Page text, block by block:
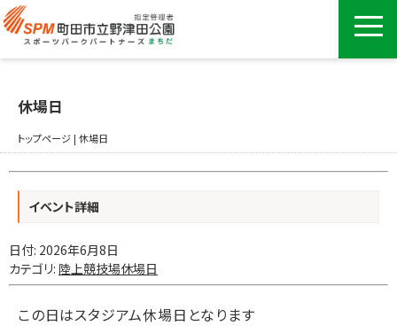
休場日
トップページ | 休場日
イベント詳細
日付: 2026年6月8日
カテゴリ: 陸上競技場休場日
この日はスタジアム休場日となります